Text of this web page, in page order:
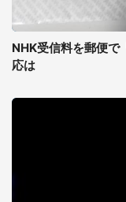
NHK受信料を郵便で
応は